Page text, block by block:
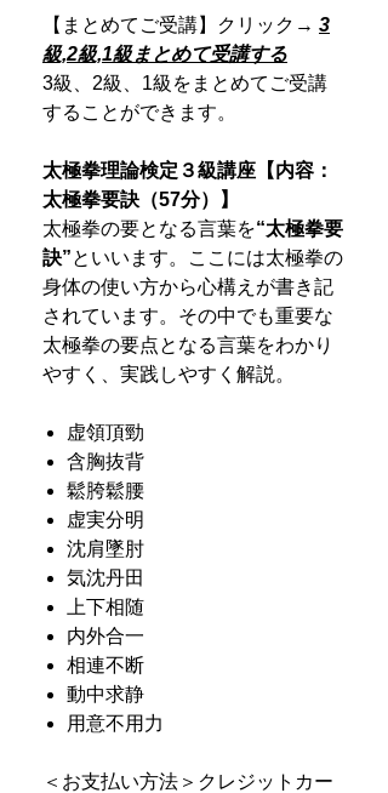
【まとめてご受講】クリック→ 3
級,2級,1級まとめて受講する
3級、2級、1級をまとめてご受講
することができます。
太極拳理論検定３級講座【内容：
太極拳要訣（57分）】
太極拳の要となる言葉を“太極拳要
訣”といいます。ここには太極拳の
身体の使い方から心構えが書き記
されています。その中でも重要な
太極拳の要点となる言葉をわかり
やすく、実践しやすく解説。
虚領頂勁
含胸抜背
鬆胯鬆腰
虚実分明
沈肩墜肘
気沈丹田
上下相随
内外合一
相連不断
動中求静
用意不用力
＜お支払い方法＞クレジットカー